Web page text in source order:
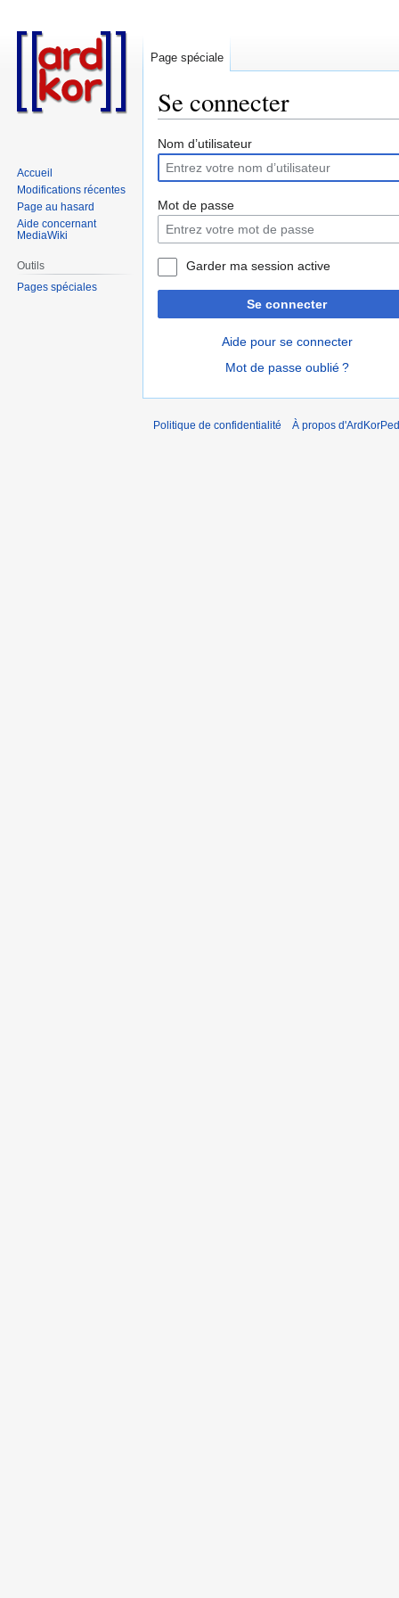
Se connecter
Aller
la
navigation
Aller
la
recherche
Nom d’utilisateur
Mot de passe
Garder ma session active
Se connecter
Aide pour se connecter
Mot de passe oublié ?
Page spéciale
Accueil
Modifications récentes
Page au hasard
Aide concernant
MediaWiki
Outils
Pages spéciales
Politique de confidentialité À propos